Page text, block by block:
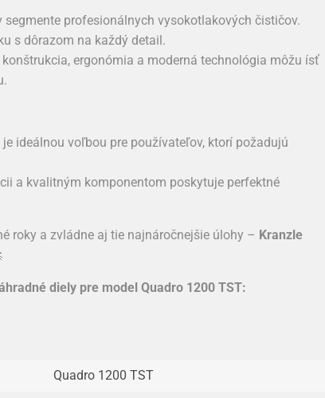
profesionálnych vysokotlakových čističov.
s dôrazom na každý detail.
ergonómia a moderná technológia môžu ísť
je ideálnou voľbou pre používateľov, ktorí požadujú
a kvalitným komponentom poskytuje perfektné
roky a zvládne aj tie najnáročnejšie úlohy – Kranzle
diely pre model Quadro 1200 TST:
Quadro 1200 TST